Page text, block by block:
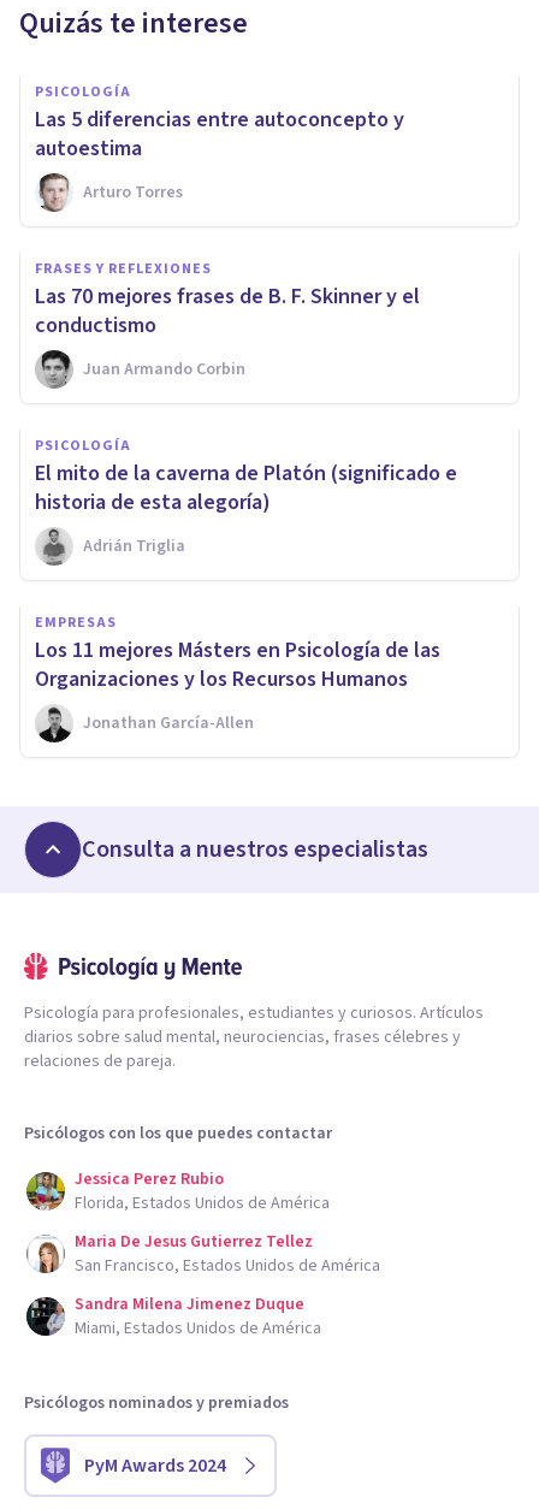
Quizás te interese
PSICOLOGÍA
​Las 5 diferencias entre autoconcepto y
autoestima
Arturo Torres
FRASES Y REFLEXIONES
​Las 70 mejores frases de B. F. Skinner y el
conductismo
Juan Armando Corbin
PSICOLOGÍA
El mito de la caverna de Platón (significado e
historia de esta alegoría)
Adrián Triglia
EMPRESAS
​Los 11 mejores Másters en Psicología de las
Organizaciones y los Recursos Humanos
Jonathan García-Allen
Consulta a nuestros especialistas
Psicología para profesionales, estudiantes y curiosos. Artículos
diarios sobre salud mental, neurociencias, frases célebres y
relaciones de pareja.
Psicólogos con los que puedes contactar
Jessica Perez Rubio
Florida, Estados Unidos de América
Maria De Jesus Gutierrez Tellez
San Francisco, Estados Unidos de América
Sandra Milena Jimenez Duque
Miami, Estados Unidos de América
Psicólogos nominados y premiados
PyM Awards 2024